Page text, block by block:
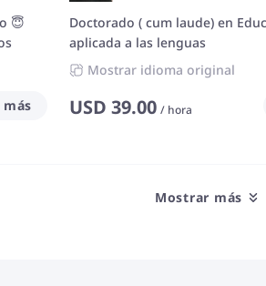
😇
más
Doctorado ( cum laude) en
aplicada a las lenguas
Mostrar idioma original
USD 39.00 / hora
Mostrar más